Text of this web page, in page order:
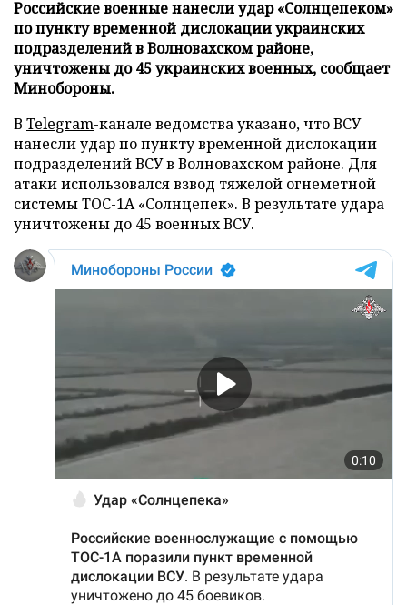
Российские военные нанесли удар «Солнцепеком»
по пункту временной дислокации украинских
подразделений в Волновахском районе,
уничтожены до 45 украинских военных, сообщает
Минобороны.
В Telegram-канале ведомства указано, что ВСУ
нанесли удар по пункту временной дислокации
подразделений ВСУ в Волновахском районе. Для
атаки использовался взвод тяжелой огнеметной
системы ТОС-1А «Солнцепек». В результате удара
уничтожены до 45 военных ВСУ.